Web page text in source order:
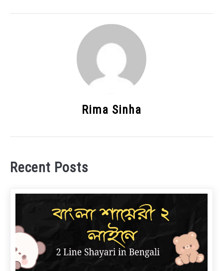
Rima Sinha
Recent Posts